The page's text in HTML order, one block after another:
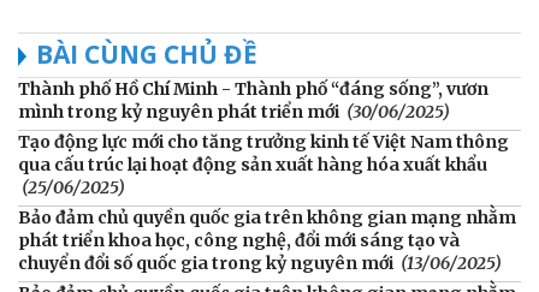
BÀI CÙNG CHỦ ĐỀ
Thành phố Hồ Chí Minh - Thành phố “đáng sống”, vươn
mình trong kỷ nguyên phát triển mới (30/06/2025)
Tạo động lực mới cho tăng trưởng kinh tế Việt Nam thông
qua cấu trúc lại hoạt động sản xuất hàng hóa xuất khẩu
(25/06/2025)
Bảo đảm chủ quyền quốc gia trên không gian mạng nhằm
phát triển khoa học, công nghệ, đổi mới sáng tạo và
chuyển đổi số quốc gia trong kỷ nguyên mới (13/06/2025)